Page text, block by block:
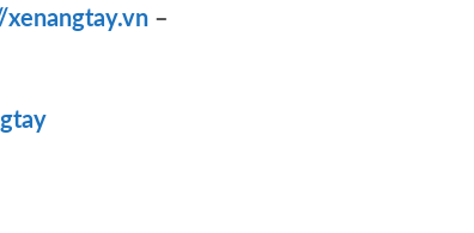
xenangtay.vn –